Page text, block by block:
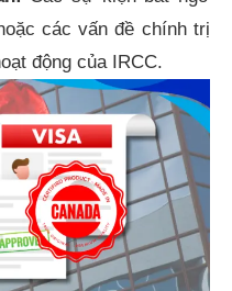
các vấn đề chính trị
động của IRCC.